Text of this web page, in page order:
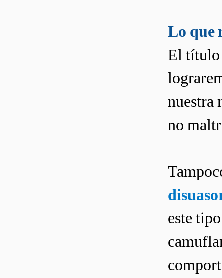
Lo que
El título
nuestra
no
este